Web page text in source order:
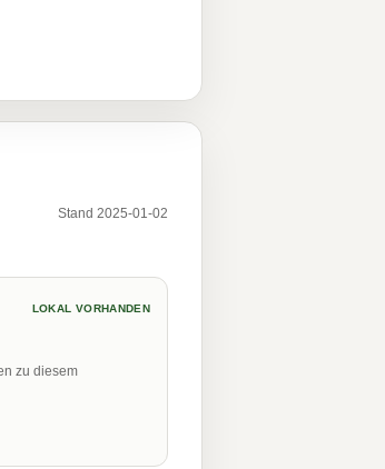
Stand 2025-01-02
LOKAL VORHANDEN
zu diesem